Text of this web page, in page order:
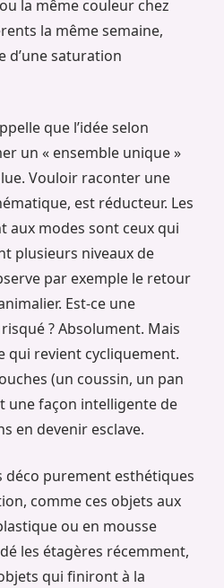
la même couleur chez
la même semaine,
d’une saturation
que l’idée selon
un « ensemble unique »
Vouloir raconter une
est réducteur. Les
aux modes sont ceux qui
plusieurs niveaux de
par exemple le retour
Est-ce une
? Absolument. Mais
qui revient cycliquement.
(un coussin, un pan
une façon intelligente de
en devenir esclave.
déco purement esthétiques
comme ces objets aux
ou en mousse
les étagères récemment,
qui finiront à la